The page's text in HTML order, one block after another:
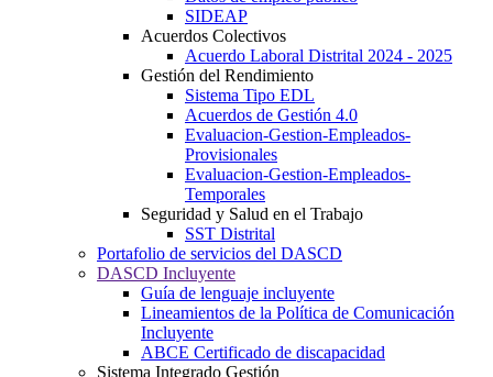
SIDEAP
Acuerdos Colectivos
Acuerdo Laboral Distrital 2024 - 2025
Gestión del Rendimiento
Sistema Tipo EDL
Acuerdos de Gestión 4.0
Evaluacion-Gestion-Empleados-
Provisionales
Evaluacion-Gestion-Empleados-
Temporales
Seguridad y Salud en el Trabajo
SST Distrital
Portafolio de servicios del DASCD
DASCD Incluyente
Guía de lenguaje incluyente
Lineamientos de la Política de Comunicación
Incluyente
ABCE Certificado de discapacidad
Sistema Integrado Gestión